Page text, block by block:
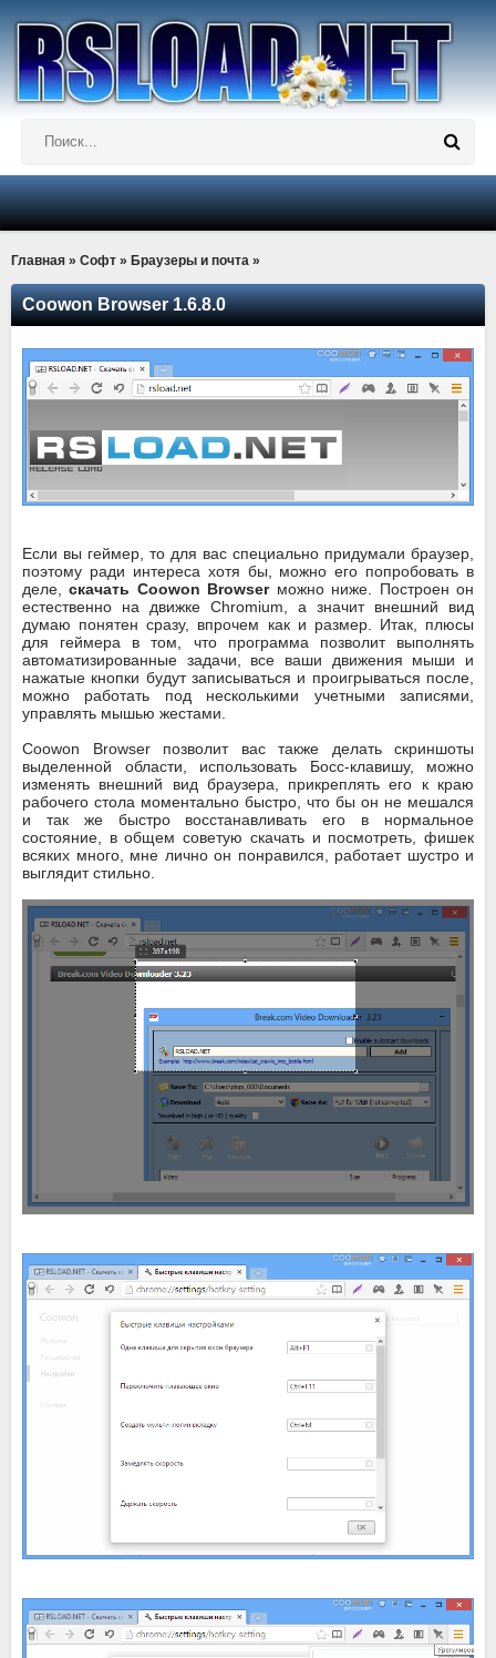
Главная » Софт » Браузеры и почта »
Coowon Browser 1.6.8.0
Если вы геймер, то для вас специально придумали браузер,
поэтому ради интереса хотя бы, можно его попробовать в
деле,скачать Coowon Browser можно ниже. Построен он
естественно на движке Chromium, а значит внешний вид
думаю понятен сразу, впрочем как и размер. Итак, плюсы
для геймера в том, что программа позволит выполнять
автоматизированные задачи, все ваши движения мыши и
нажатые кнопки будут записываться и проигрываться после,
можно работать под несколькими учетными записями,
управлять мышью жестами.
Coowon Browser позволит вас также делать скриншоты
выделенной области, использовать Босс-клавишу, можно
изменять внешний вид браузера, прикреплять его к краю
рабочего стола моментально быстро, что бы он не мешался
и так же быстро восстанавливать его в нормальное
состояние, в общем советую скачать и посмотреть, фишек
всяких много, мне лично он понравился, работает шустро и
выглядит стильно.